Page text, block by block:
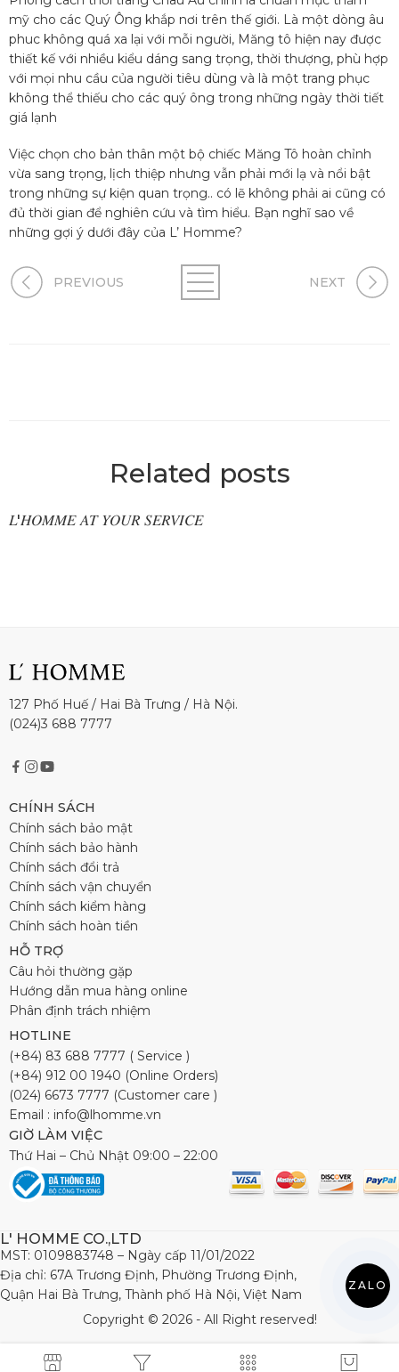
ZALO
mỹ cho các Quý Ông khắp nơi trên thế giới. Là một dòng âu
phuc không quá xa lại với mỗi người, Măng tô hiện nay được
thiết kế với nhiều kiểu dáng sang trọng, thời thượng, phù hợp
với mọi nhu cầu của người tiêu dùng và là một trang phục
không thể thiếu cho các quý ông trong những ngày thời tiết
giá lạnh
Việc chọn cho bản thân một bộ chiếc Măng Tô hoàn chỉnh
vừa sang trọng, lịch thiệp nhưng vẫn phải mới lạ và nổi bật
trong những sự kiện quan trọng.. có lẽ không phải ai cũng có
đủ thời gian để nghiên cứu và tìm hiểu. Bạn nghĩ sao về
những gợi ý dưới đây của L’ Homme?
PREVIOUS NEXT
Related posts
𝐿'𝐻𝑂𝑀𝑀𝐸 𝐴𝑇 𝑌𝑂𝑈𝑅 𝑆𝐸𝑅𝑉𝐼𝐶𝐸
127 Phố Huế / Hai Bà Trưng / Hà Nội.
(024)3 688 7777
CHÍNH SÁCH
Chính sách bảo mật
Chính sách bảo hành
Chính sách đổi trả
Chính sách vận chuyển
Chính sách kiểm hàng
Chính sách hoàn tiền
HỖ TRỢ
Câu hỏi thường gặp
Hướng dẫn mua hàng online
Phân định trách nhiệm
HOTLINE
(+84) 83 688 7777 ( Service )
(+84) 912 00 1940 (Online Orders)
(024) 6673 7777 (Customer care )
Email : info@lhomme.vn
GIỜ LÀM VIỆC
Thứ Hai – Chủ Nhật 09:00 – 22:00
L' HOMME CO.,LTD
MST: 0109883748 – Ngày cấp 11/01/2022
Địa chỉ: 67A Trương Định, Phường Trương Định,
Quận Hai Bà Trưng, Thành phố Hà Nội, Việt Nam
Copyright © 2026 - All Right reserved!